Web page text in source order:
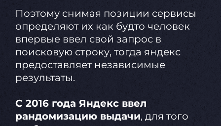
Поэтому снимая позиции сервисы
определяют их как будто человек
впервые ввел свой запрос в
поисковую строку, тогда яндекс
предоставляет независимые
результаты.
С 2016 года Яндекс ввел
рандомизацию выдачи, для того